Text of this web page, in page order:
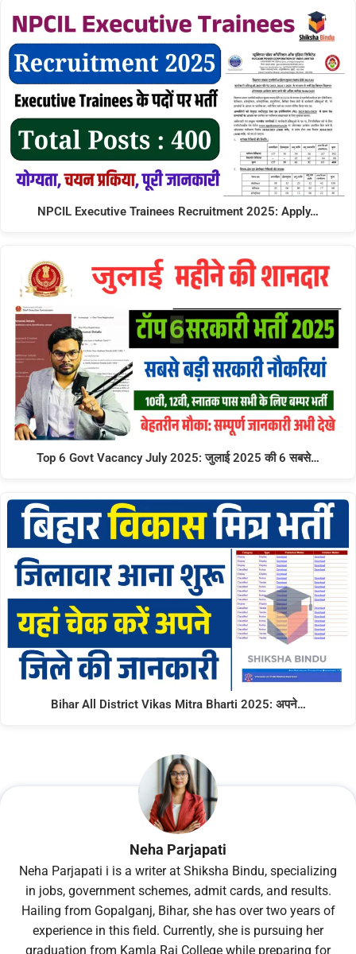
NPCIL Executive Trainees Recruitment 2025: Apply…
Top 6 Govt Vacancy July 2025: जुलाई 2025 की 6 सबसे…
Bihar All District Vikas Mitra Bharti 2025: अपने…
Neha Parjapati
Neha Parjapati i is a writer at Shiksha Bindu, specializing
in jobs, government schemes, admit cards, and results.
Hailing from Gopalganj, Bihar, she has over two years of
experience in this field. Currently, she is pursuing her
graduation from Kamla Rai College while preparing for